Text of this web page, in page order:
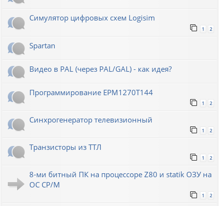
Симулятор цифровых схем Logisim
1 2
Spartan
Видео в PAL (через PAL/GAL) - как идея?
Программирование EPM1270T144
1 2
Синхрогенератор телевизионный
1 2
Транзисторы из ТТЛ
1 2
8-ми битный ПК на процессоре Z80 и statik ОЗУ на
ОС СР/М
1 2